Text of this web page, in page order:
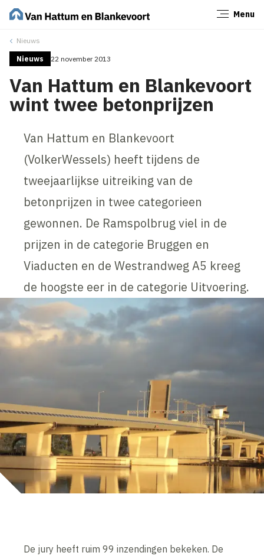
Menu
Nieuws
Nieuws 22 november 2013
Van Hattum en Blankevoort
wint twee betonprijzen
Van Hattum en Blankevoort
(VolkerWessels) heeft tijdens de
tweejaarlijkse uitreiking van de
betonprijzen in twee categorieen
gewonnen. De Ramspolbrug viel in de
prijzen in de categorie Bruggen en
Viaducten en de Westrandweg A5 kreeg
de hoogste eer in de categorie Uitvoering.
De jury heeft ruim 99 inzendingen bekeken. De
Sluiten